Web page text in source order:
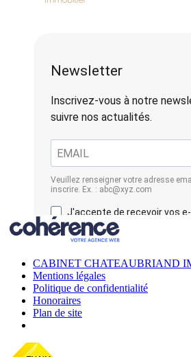
CABINET CHATEAUBRIAND
Mentions légales
Politique de confidentialité
Honoraires
Plan de site